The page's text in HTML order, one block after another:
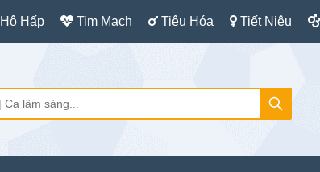
Hô Hấp Tim Mạch Tiêu Hóa Tiết Niệu